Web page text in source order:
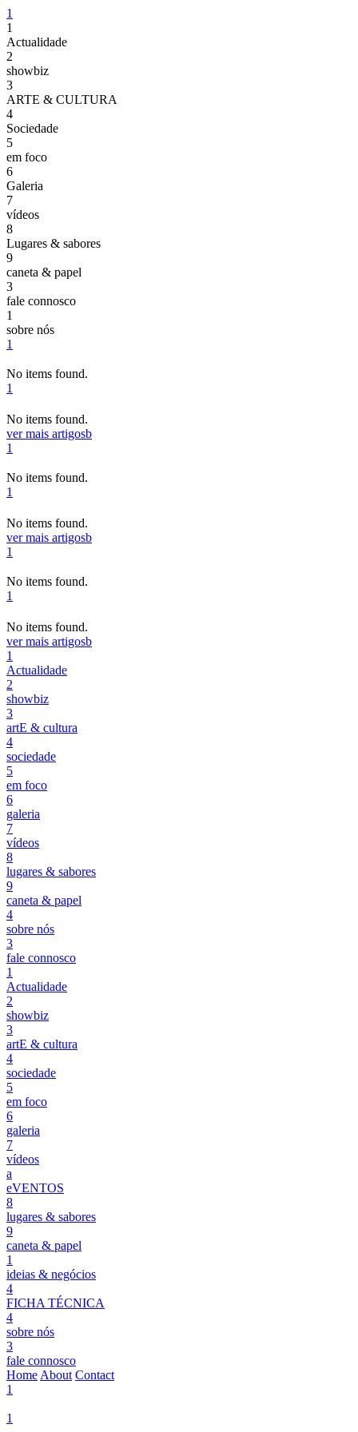
1
1
Actualidade
2
showbiz
3
ARTE & CULTURA
4
Sociedade
5
em foco
6
Galeria
7
vídeos
8
Lugares & sabores
9
caneta & papel
3
fale connosco
1
sobre nós
1
No items found.
1
No items found.
ver mais artigosb
1
No items found.
1
No items found.
ver mais artigosb
1
No items found.
1
No items found.
ver mais artigosb
1
Actualidade
2
showbiz
3
artE & cultura
4
sociedade
5
em foco
6
galeria
7
vídeos
8
lugares & sabores
9
caneta & papel
4
sobre nós
3
fale connosco
1
Actualidade
2
showbiz
3
artE & cultura
4
sociedade
5
em foco
6
galeria
7
vídeos
a
eVENTOS
8
lugares & sabores
9
caneta & papel
1
ideias & negócios
4
FICHA TÉCNICA
4
sobre nós
3
fale connosco
Home About Contact
1
1